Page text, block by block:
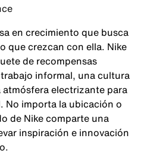
en crecimiento que busca
que crezcan con ella. Nike
de recompensas
informal, una cultura
electrizante para
No importa la ubicación o
de Nike comparte una
inspiración e innovación